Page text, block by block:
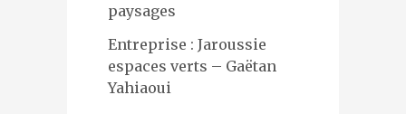
paysages
Entreprise : Jaroussie
espaces verts – Gaëtan
Yahiaoui